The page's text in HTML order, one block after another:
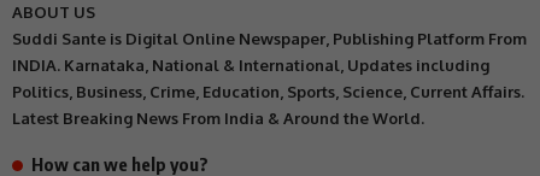
ABOUT US
Suddi Sante is Digital Online Newspaper, Publishing Platform From
INDIA. Karnataka, National & International, Updates including
Politics, Business, Crime, Education, Sports, Science, Current Affairs.
Latest Breaking News From India & Around the World.
How can we help you?